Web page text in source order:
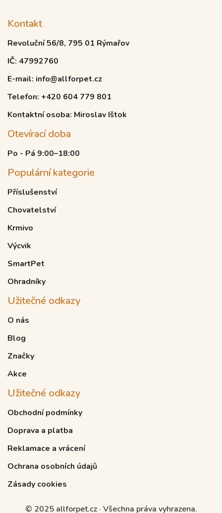
Kontakt
Revoluční 56/8, 795 01 Rýmařov
IČ: 47992760
E-mail: info@allforpet.cz
Telefon: +420 604 779 801
Kontaktní osoba: Miroslav Ištok
Otevírací doba
Po - Pá 9:00–18:00
Populární kategorie
Příslušenství
Chovatelství
Krmivo
Výcvik
SmartPet
Ohradníky
Užitečné odkazy
O nás
Blog
Značky
Akce
Užitečné odkazy
Obchodní podmínky
Doprava a platba
Reklamace a vrácení
Ochrana osobních údajů
Zásady cookies
© 2025 allforpet.cz · Všechna práva vyhrazena.